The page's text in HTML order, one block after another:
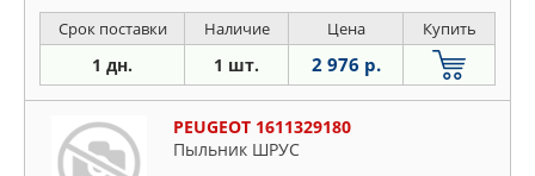
Срок поставки Наличие Цена Купить
1 дн. 1 шт. 2 976 р.
PEUGEOT 1611329180
Пыльник ШРУС